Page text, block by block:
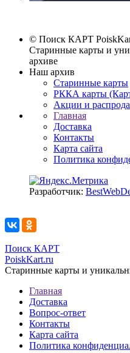
© Поиск КАРТ
Старинные карты и
архиве
Наш архив
Старинные карты
РККА карты
Акции и
Главная
Доставка
Контакты
Карта сайта
Политика
Разработчик:
Поиск КАРТ
PoiskKart.ru
Старинные карты и
Главная
Доставка
Вопрос-ответ
Контакты
Карта сайта
Политика